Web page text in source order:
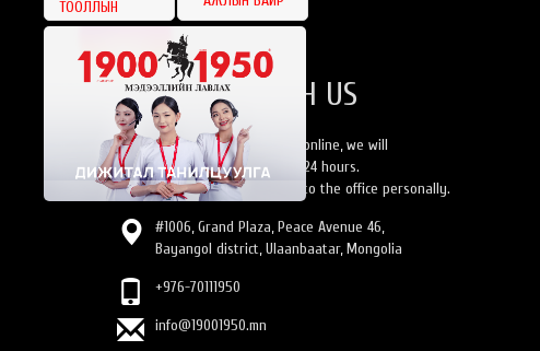
CONTACT US
CONTACTING WITH US
If you send us an email online, we will
send a response within 24 hours.
Or personally can come to the office personally.
#1006, Grand Plaza, Peace Avenue 46,
Bayangol district, Ulaanbaatar, Mongolia
+976-70111950
info@19001950.mn
ТООЛЛЫН